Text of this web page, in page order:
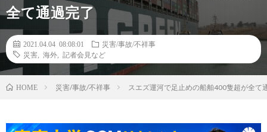
全て通過完了
2021.04.04 08:08:01
災害/事故/不祥事
災害
海外 記者会見など
HOME 災害/事故/不祥事 スエズ運河で足止めの船舶400隻超が全て